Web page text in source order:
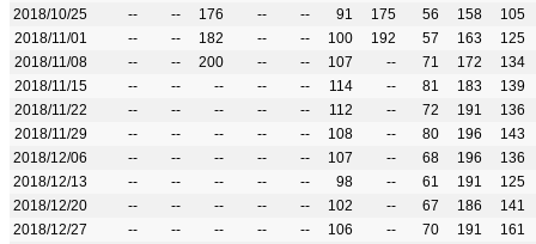
2018/10/25
-- -- 176 -- -- 91 175 56 158
105
2018/11/01
-- -- 182 -- -- 100 192 57 163
125
2018/11/08
-- -- 200 -- -- 107 -- 71 172
134
2018/11/15
-- -- -- -- -- 114 -- 81 183
139
2018/11/22
-- -- -- -- -- 112 -- 72 191
136
2018/11/29
-- -- -- -- -- 108 -- 80 196
143
2018/12/06
-- -- -- -- -- 107 -- 68 196
136
2018/12/13
-- -- -- -- -- 98 -- 61 191
125
2018/12/20
-- -- -- -- -- 102 -- 67 186
141
2018/12/27
-- -- -- -- -- 106 -- 70 191
161